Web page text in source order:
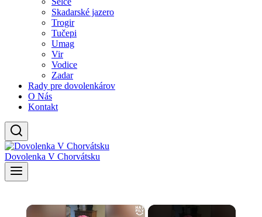
Skadarské jazero
Trogir
Tučepi
Umag
Vir
Vodice
Zadar
Rady pre dovolenkárov
O Nás
Kontakt
Dovolenka V Chorvátsku
×